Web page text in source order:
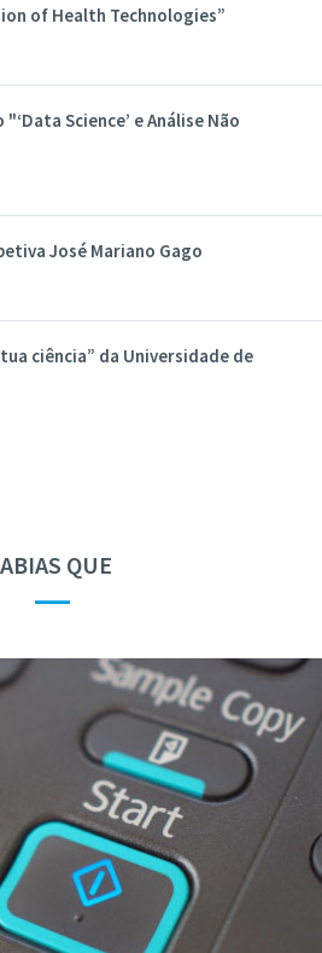
of Health Technologies”
Science’ e Análise Não
José Mariano Gago
ciência” da Universidade de
QUE
—